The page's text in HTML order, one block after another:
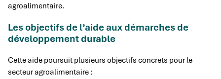
agroalimentaire.
Les objectifs de l’aide aux démarches de
développement durable
Cette aide poursuit plusieurs objectifs concrets pour le
secteur agroalimentaire :